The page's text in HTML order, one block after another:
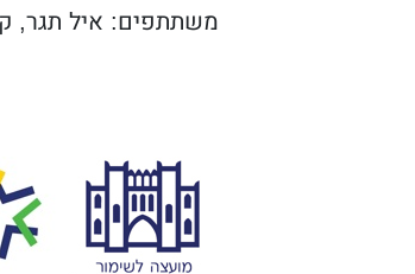
משתתפים: איל תגר,